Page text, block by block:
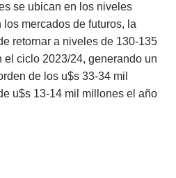
se ubican en los niveles
mercados de futuros, la
retornar a niveles de 130-135
ciclo 2023/24, generando un
de los u$s 33-34 mil
u$s 13-14 mil millones el año